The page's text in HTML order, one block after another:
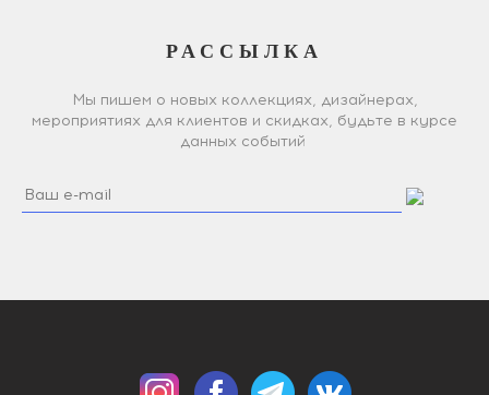
РАССЫЛКА
Мы пишем о новых коллекциях, дизайнерах,
мероприятиях для клиентов и скидках, будьте в курсе
данных событий